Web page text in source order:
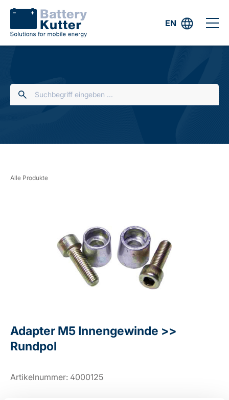
EN
Alle Produkte
Adapter M5 Innengewinde >>
Rundpol
Artikelnummer: 4000125